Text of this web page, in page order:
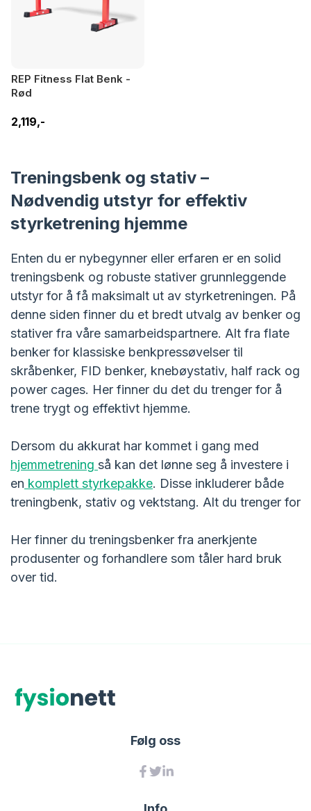
REP Fitness Flat Benk -
Rød
2,119,-
Treningsbenk og stativ –
Nødvendig utstyr for effektiv
styrketrening hjemme
Enten du er nybegynner eller erfaren er en solid
treningsbenk og robuste stativer grunnleggende
utstyr for å få maksimalt ut av styrketreningen. På
denne siden finner du et bredt utvalg av benker og
stativer fra våre samarbeidspartnere. Alt fra flate
benker for klassiske benkpressøvelser til
skråbenker, FID benker, knebøystativ, half rack og
power cages. Her finner du det du trenger for å
trene trygt og effektivt hjemme.
Dersom du akkurat har kommet i gang med
hjemmetrening så kan det lønne seg å investere i
en komplett styrkepakke. Disse inkluderer både
treningbenk, stativ og vektstang. Alt du trenger for
Her finner du treningsbenker fra anerkjente
produsenter og forhandlere som tåler hard bruk
over tid.
Følg oss